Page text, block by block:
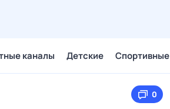
каналы Детские Спортивные
0